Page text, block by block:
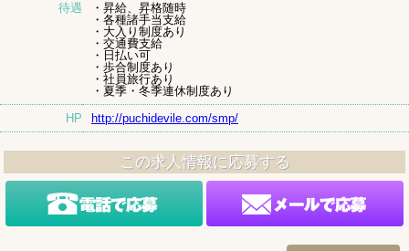
待遇
・昇給、昇格随時
・各種諸手当支給
・大入り制度あり
・交通費支給
・日払い可
・歩合制度あり
・社員旅行あり
・夏季・冬季連休制度あり
HP
http://puchidevile.com/smp/
この求人情報に応募する